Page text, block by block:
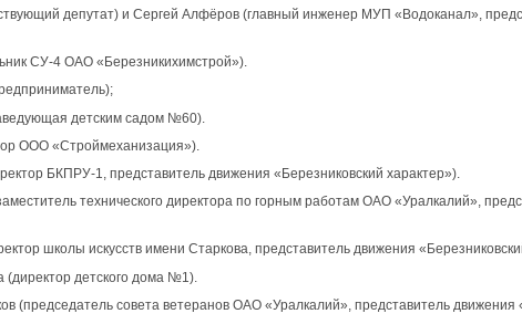
депутат) и Сергей Алфёров (главный инженер МУП «Водоканал»,
СУ-4 ОАО «Березникихимстрой»).
детским садом №60).
ООО «Строймеханизация»).
БКПРУ-1, представитель движения «Березниковский характер»).
технического директора по горным работам ОАО «Уралкалий»,
школы искусств имени Старкова, представитель движения
детского дома №1).
(председатель совета ветеранов ОАО «Уралкалий», представитель движения